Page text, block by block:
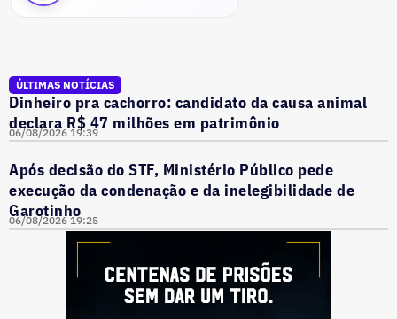
ÚLTIMAS NOTÍCIAS
Dinheiro pra cachorro: candidato da causa animal
declara R$ 47 milhões em patrimônio
06/08/2026 19:39
Após decisão do STF, Ministério Público pede
execução da condenação e da inelegibilidade de
Garotinho
06/08/2026 19:25